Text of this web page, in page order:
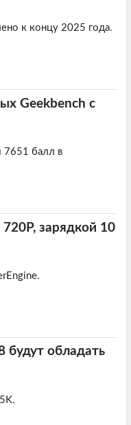
к концу 2025 года.
Geekbench с
7651 балл в
зарядкой 10
обладать